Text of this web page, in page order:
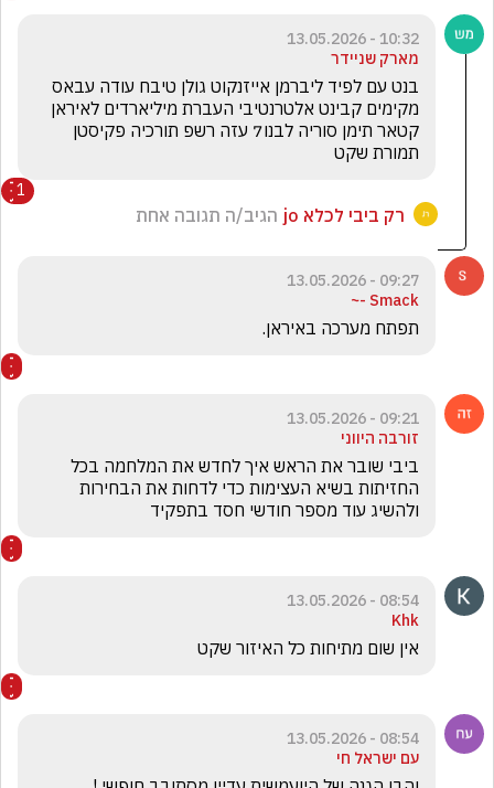
10:32 - 13.05.2026
מארק שניידר
תמורת שקט
1
רק ביבי לכלא jo הגיב/ה תגובה אחת
09:27 - 13.05.2026
Smack -~
תפתח מערכה באיראן.
09:21 - 13.05.2026
זורבה היווני
ולהשיג עוד מספר חודשי חסד בתפקיד
08:54 - 13.05.2026
Khk
אין שום מתיחות כל האיזור שקט
08:54 - 13.05.2026
עם ישראל חי